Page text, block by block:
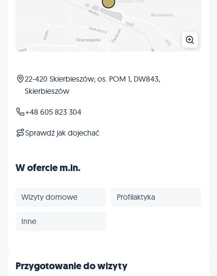
22-420 Skierbieszów; os. POM 1, DW843,
Skierbieszów
+48 605 823 304
Sprawdź jak dojechać
W ofercie m.in.
Wizyty domowe Profilaktyka
Inne
Przygotowanie do wizyty